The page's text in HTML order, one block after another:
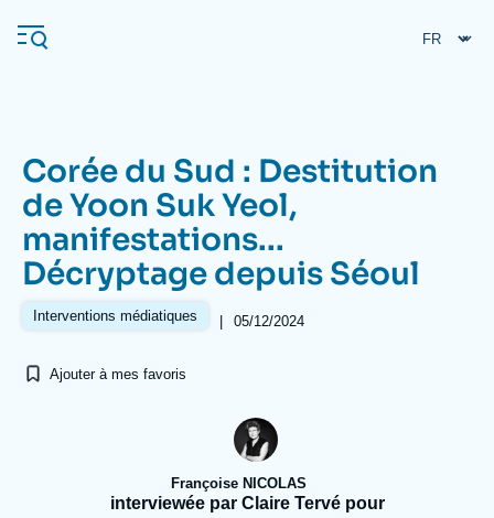
au
contenu
Navigation
principale
L'Ifri
Analyses
Se connecter
Corée du Sud : Destitution
de Yoon Suk Yeol,
manifestations...
Décryptage depuis Séoul
Interventions médiatiques | 05/12/2024
Ajouter à mes favoris
Françoise NICOLAS
interviewée par Claire Tervé pour